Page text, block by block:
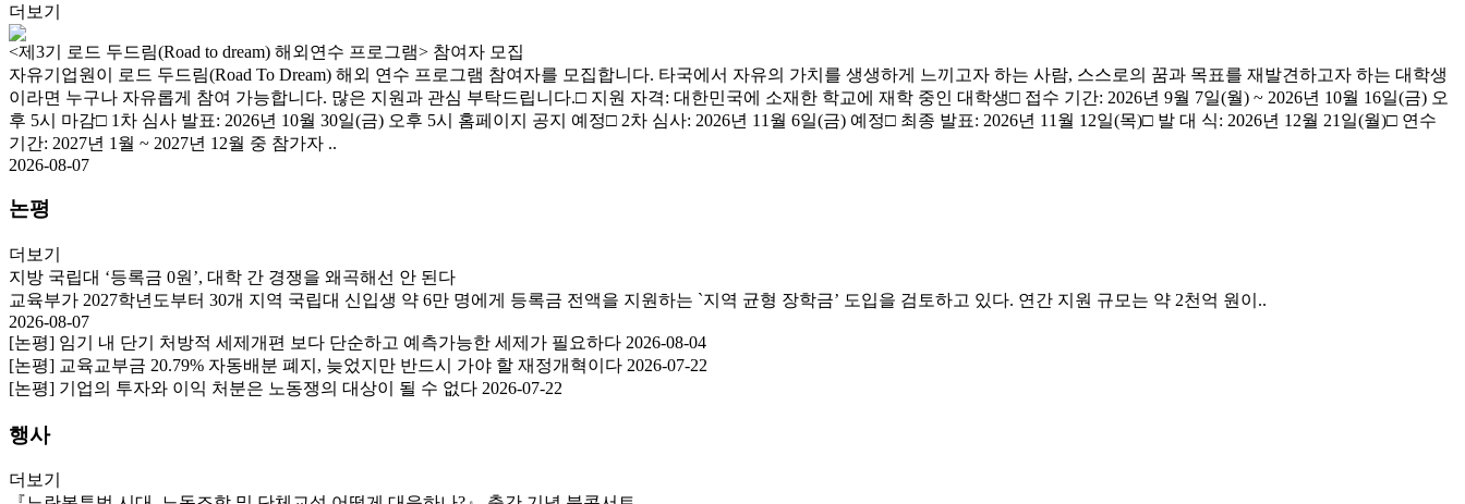
더보기
<제3기 로드 두드림(Road to dream) 해외연수 프로그램> 참여자 모집
자유기업원이 로드 두드림(Road To Dream) 해외 연수 프로그램 참여자를 모집합니다. 타국에서 자유의 가치를 생생하게 느끼고자 하는 사람, 스스로의 꿈과 목표를 재발견하고자 하는 대학생
이라면 누구나 자유롭게 참여 가능합니다. 많은 지원과 관심 부탁드립니다.□ 지원 자격: 대한민국에 소재한 학교에 재학 중인 대학생□ 접수 기간: 2026년 9월 7일(월) ~ 2026년 10월 16일(금) 오
후 5시 마감□ 1차 심사 발표: 2026년 10월 30일(금) 오후 5시 홈페이지 공지 예정□ 2차 심사: 2026년 11월 6일(금) 예정□ 최종 발표: 2026년 11월 12일(목)□ 발 대 식: 2026년 12월 21일(월)□ 연수
기간: 2027년 1월 ~ 2027년 12월 중 참가자 ..
2026-08-07
논평
더보기
지방 국립대 ‘등록금 0원’, 대학 간 경쟁을 왜곡해선 안 된다
교육부가 2027학년도부터 30개 지역 국립대 신입생 약 6만 명에게 등록금 전액을 지원하는 `지역 균형 장학금’ 도입을 검토하고 있다. 연간 지원 규모는 약 2천억 원이..
2026-08-07
[논평] 임기 내 단기 처방적 세제개편 보다 단순하고 예측가능한 세제가 필요하다 2026-08-04
[논평] 교육교부금 20.79% 자동배분 폐지, 늦었지만 반드시 가야 할 재정개혁이다 2026-07-22
[논평] 기업의 투자와 이익 처분은 노동쟁의 대상이 될 수 없다 2026-07-22
행사
더보기